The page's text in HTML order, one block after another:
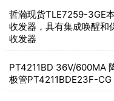
哲瀚现货TLE7259-3GE
收发器，具有集成唤醒和
收发器
PT4211BD 36V/600MA
极管PT4211BDE23F-CG